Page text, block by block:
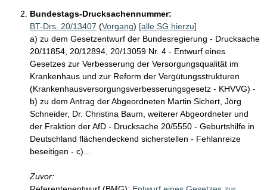
Bundestags-Drucksachennummer:
BT-Drs. 20/13407 (Vorgang) [alle SG hierzu]
a) zu dem Gesetzentwurf der Bundesregierung - Drucksache
20/11854, 20/12894, 20/13059 Nr. 4 - Entwurf eines
Gesetzes zur Verbesserung der Versorgungsqualität im
Krankenhaus und zur Reform der Vergütungsstrukturen
(Krankenhausversorgungsverbesserungsgesetz - KHVVG) -
b) zu dem Antrag der Abgeordneten Martin Sichert, Jörg
Schneider, Dr. Christina Baum, weiterer Abgeordneter und
der Fraktion der AfD - Drucksache 20/5550 - Geburtshilfe in
Deutschland flächendeckend sicherstellen - Fehlanreize
beseitigen - c)...
Zuvor: